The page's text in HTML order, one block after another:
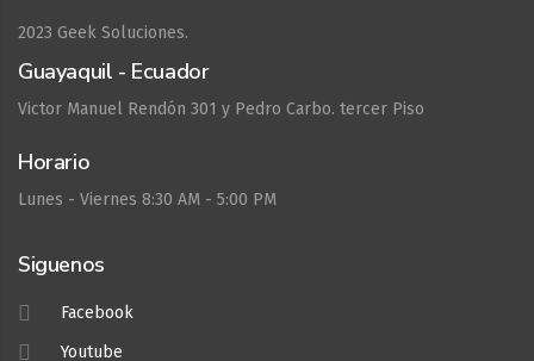
2023 Geek Soluciones.
Guayaquil - Ecuador
Victor Manuel Rendón 301 y Pedro Carbo. tercer Piso
Horario
Lunes - Viernes 8:30 AM - 5:00 PM
Siguenos
Facebook
Youtube